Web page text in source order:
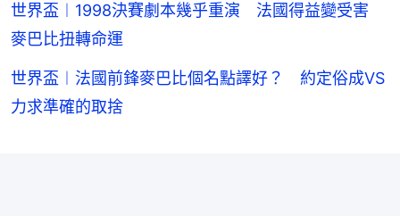
世界盃︱1998決賽劇本幾乎重演 法國得益變受害
麥巴比扭轉命運
世界盃︱法國前鋒麥巴比個名點譯好？ 約定俗成VS
力求準確的取捨